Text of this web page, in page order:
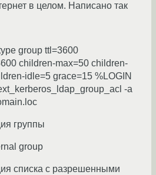
в целом. Написано так
group ttl=3600
children-max=50 children-
idle=5 grace=15 %LOGIN
-a
группы
group
списка с разрешенными